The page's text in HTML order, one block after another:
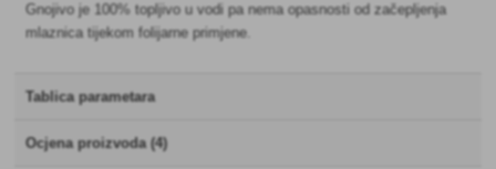
Gnojivo je 100% topljivo u vodi pa nema opasnosti od začepljenja
mlaznica tijekom folijarne primjene.
Tablica parametara
Ocjena proizvoda (4)